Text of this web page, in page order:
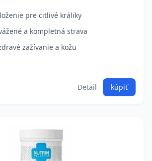
pre citlivé králiky
a kompletná strava
zažívanie a kožu
Detail kúpiť